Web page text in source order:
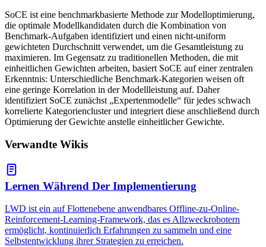
SoCE ist eine benchmarkbasierte Methode zur Modelloptimierung,
die optimale Modellkandidaten durch die Kombination von
Benchmark-Aufgaben identifiziert und einen nicht-uniform
gewichteten Durchschnitt verwendet, um die Gesamtleistung zu
maximieren. Im Gegensatz zu traditionellen Methoden, die mit
einheitlichen Gewichten arbeiten, basiert SoCE auf einer zentralen
Erkenntnis: Unterschiedliche Benchmark-Kategorien weisen oft
eine geringe Korrelation in der Modellleistung auf. Daher
identifiziert SoCE zunächst „Expertenmodelle“ für jedes schwach
korrelierte Kategoriencluster und integriert diese anschließend durch
Optimierung der Gewichte anstelle einheitlicher Gewichte.
Verwandte Wikis
Lernen Während Der Implementierung
LWD ist ein auf Flottenebene anwendbares Offline-zu-Online-
Reinforcement-Learning-Framework, das es Allzweckrobotern
ermöglicht, kontinuierlich Erfahrungen zu sammeln und eine
Selbstentwicklung ihrer Strategien zu erreichen.